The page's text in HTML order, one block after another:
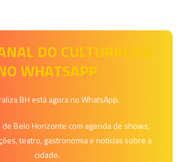
DO CULTURALIZA
WHATSAPP
BH está agora no WhatsApp.
de Belo Horizonte com agenda de shows,
teatro, gastronomia e notícias sobre a
cidade.